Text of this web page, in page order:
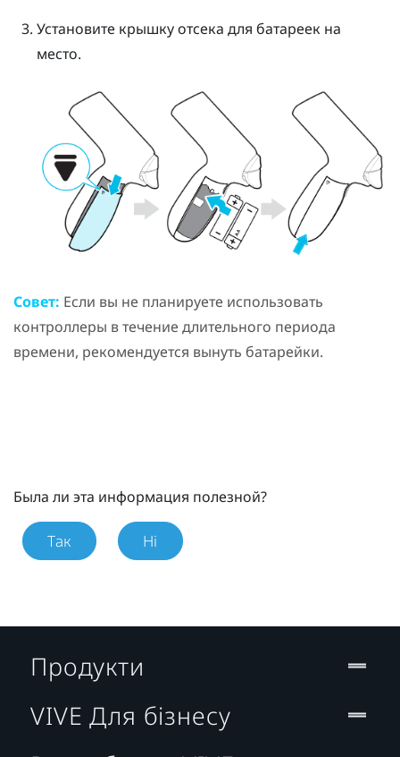
Установите крышку отсека для батареек на
место.
Совет: Если вы не планируете использовать
контроллеры в течение длительного периода
времени, рекомендуется вынуть батарейки.
Была ли эта информация полезной?
Так Ні
Продукти
VIVE Для бізнесу